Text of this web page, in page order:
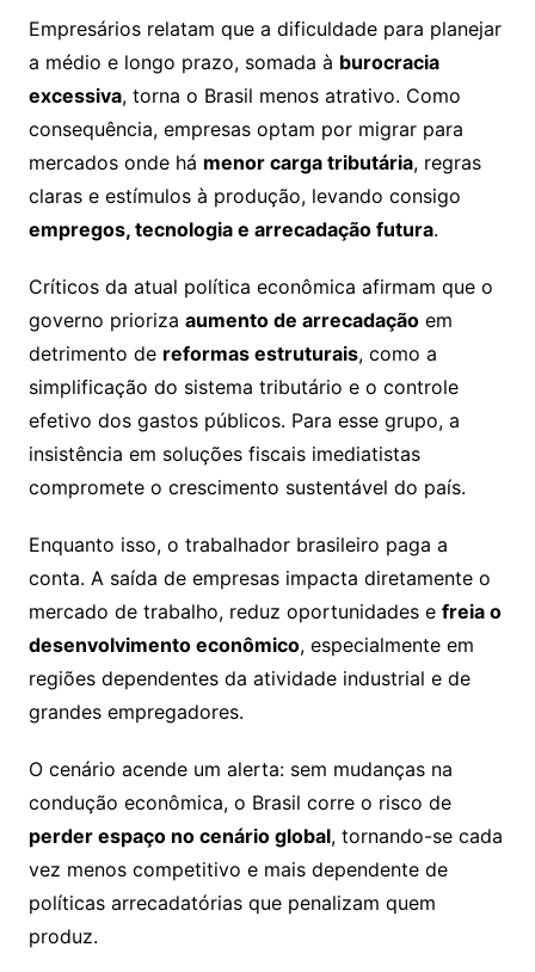
Empresários relatam que a dificuldade para planejar
a médio e longo prazo, somada à burocracia
excessiva, torna o Brasil menos atrativo. Como
consequência, empresas optam por migrar para
mercados onde há menor carga tributária, regras
claras e estímulos à produção, levando consigo
empregos, tecnologia e arrecadação futura.
Críticos da atual política econômica afirmam que o
governo prioriza aumento de arrecadaçãoem
detrimento de reformas estruturais, como a
simplificação do sistema tributário e o controle
efetivo dos gastos públicos. Para esse grupo, a
insistência em soluções fiscais imediatistas
compromete o crescimento sustentável do país.
Enquanto isso, o trabalhador brasileiro paga a
conta. A saída de empresas impacta diretamente o
mercado de trabalho, reduz oportunidades e freia o
desenvolvimento econômico, especialmente em
regiões dependentes da atividade industrial e de
grandes empregadores.
O cenário acende um alerta: sem mudanças na
condução econômica, o Brasil corre o risco de
perder espaço no cenário global, tornando-se cada
vez menos competitivo e mais dependente de
políticas arrecadatórias que penalizam quem
produz.